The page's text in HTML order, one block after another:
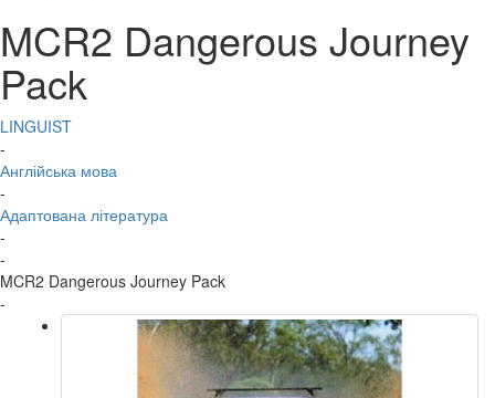
MCR2 Dangerous Journey
Pack
LINGUIST
-
Англійська мова
-
Адаптована література
-
-
MCR2 Dangerous Journey Pack
-